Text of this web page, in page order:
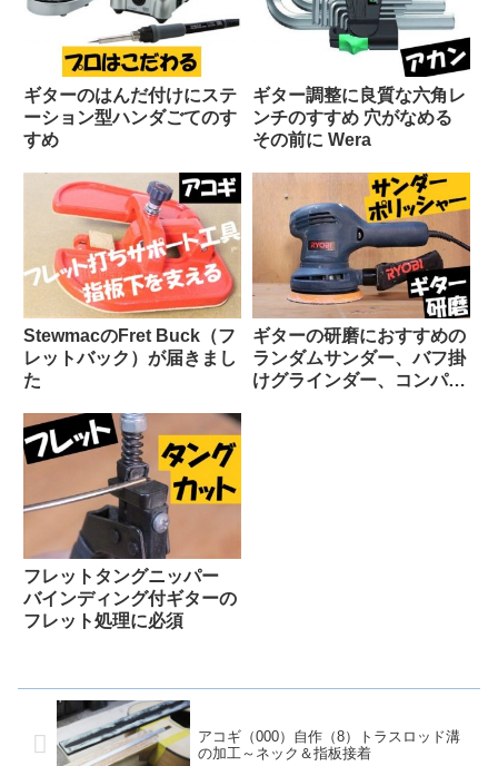
ギターのはんだ付けにステ
ーション型ハンダごてのす
すめ
ギター調整に良質な六角レ
ンチのすすめ 穴がなめる
その前に Wera
StewmacのFret Buck（フ
レットバック）が届きまし
た
ギターの研磨におすすめの
ランダムサンダー、バフ掛
けグラインダー、コンパウ
フレットタングニッパー
バインディング付ギターの
フレット処理に必須
アコギ（000）自作（8）トラスロッド溝
の加工～ネック＆指板接着